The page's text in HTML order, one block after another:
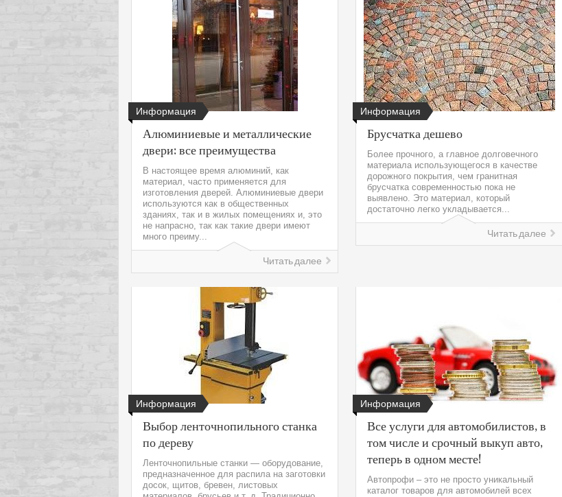
Информация
Алюминиевые и металлические
двери: все преимущества
В настоящее время алюминий, как
материал, часто применяется для
изготовления дверей. Алюминиевые двери
используются как в общественных
зданиях, так и в жилых помещениях и, это
не напрасно, так как такие двери имеют
много преиму...
Читать далее
Информация
Брусчатка дешево
Более прочного, а главное долговечного
материала использующегося в качестве
дорожного покрытия, чем гранитная
брусчатка современностью пока не
выявлено. Это материал, который
достаточно легко укладывается...
Читать далее
Информация
Выбор ленточнопильного станка
по дереву
Ленточнопильные станки — оборудование,
предназначенное для распила на заготовки
досок, щитов, бревен, листовых
Информация
Все услуги для автомобилистов, в
том числе и срочный выкуп авто,
теперь в одном месте!
Автопрофи – это не просто уникальный
каталог товаров для автомобилей всех